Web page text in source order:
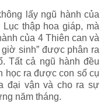
lấy ngũ hành của
thập hoa giáp, mà
của 4 Thiên can và
sinh” được phân ra
Tất cả ngũ hành đều
học ra được con số cụ
đại vận và cho ra sự
năm tháng.